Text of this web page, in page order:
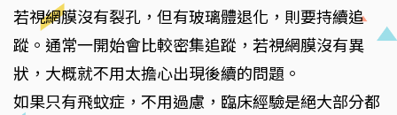
若視網膜沒有裂孔，但有玻璃體退化，則要持續追
蹤。通常一開始會比較密集追蹤，若視網膜沒有異
狀，大概就不用太擔心出現後續的問題。
如果只有飛蚊症，不用過慮，臨床經驗是絕大部分都